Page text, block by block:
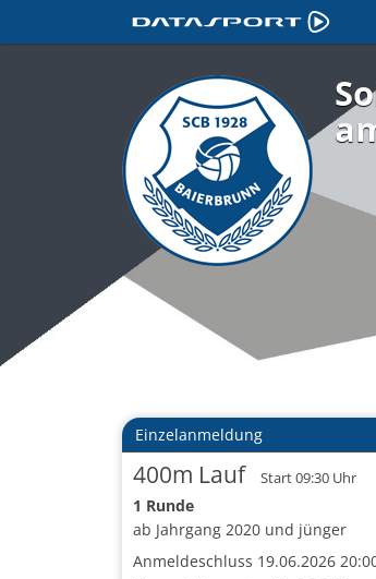
Einzelanmeldung
400m Lauf Start 09:30 Uhr
1 Runde
ab Jahrgang 2020 und jünger
Anmeldeschluss 19.06.2026